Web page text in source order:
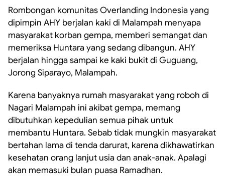
Rombongan komunitas Overlanding Indonesia yang
dipimpin AHY berjalan kaki di Malampah menyapa
masyarakat korban gempa, memberi semangat dan
memeriksa Huntara yang sedang dibangun. AHY
berjalan hingga sampai ke kaki bukit di Guguang,
Jorong Siparayo, Malampah.
Karena banyaknya rumah masyarakat yang roboh di
Nagari Malampah ini akibat gempa, memang
dibutuhkan kepedulian semua pihak untuk
membantu Huntara. Sebab tidak mungkin masyarakat
bertahan lama di tenda darurat, karena dikhawatirkan
kesehatan orang lanjut usia dan anak-anak. Apalagi
akan memasuki bulan puasa Ramadhan.